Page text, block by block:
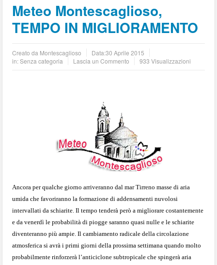
Meteo Montescaglioso,
TEMPO IN MIGLIORAMENTO
Creato da Montescaglioso Data:30 Aprile 2015
in: Senza categoria
Lascia un Commento 933 Visualizzazioni
Ancora per qualche giorno arriveranno dal mar Tirreno masse di aria
umida che favoriranno la formazione di addensamenti nuvolosi
intervallati da schiarite. Il tempo tenderà però a migliorare costantemente
e da venerdì le probabilità di piogge saranno quasi nulle e le schiarite
diventeranno più ampie. Il cambiamento radicale della circolazione
atmosferica si avrà i primi giorni della prossima settimana quando molto
probabilmente rinforzerà l’anticiclone subtropicale che spingerà aria